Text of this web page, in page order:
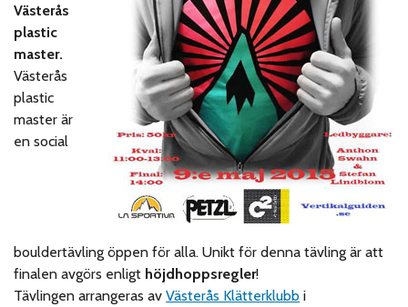
Västerås
plastic
master.
Västerås
plastic
master är
en social
bouldertävling öppen för alla. Unikt för denna tävling är att
finalen avgörs enligt höjdhoppsregler!
Tävlingen arrangeras avVästerås Klätterklubb i